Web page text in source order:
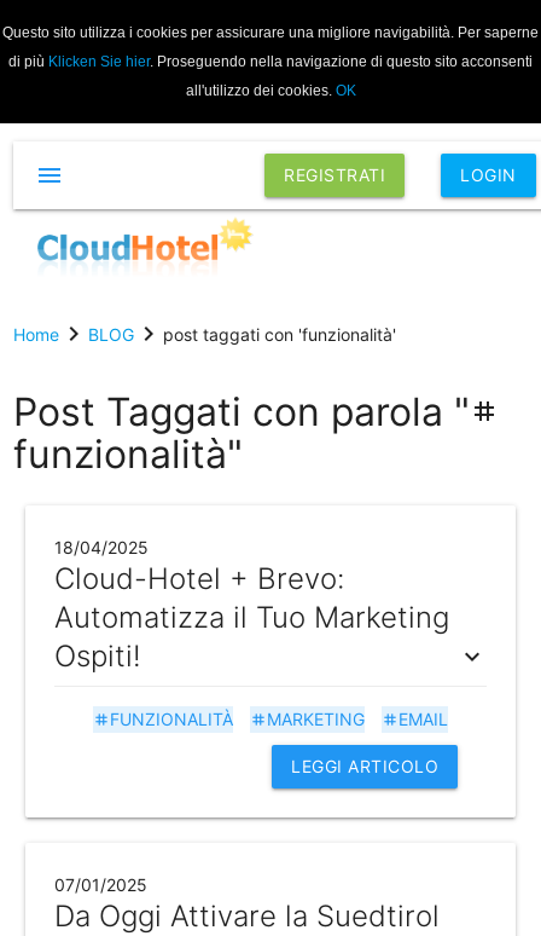
Questo sito utilizza i cookies per assicurare una migliore navigabilità. Per saperne
di più Klicken Sie hier. Proseguendo nella navigazione di questo sito acconsenti
all'utilizzo dei cookies. OK
REGISTRATI LOGIN
menu
Homechevron_right BLOGchevron_right post taggati con 'funzionalità'
Post Taggati con parola " tag
funzionalità"
18/04/2025
Cloud-Hotel + Brevo:
Automatizza il Tuo Marketing
Ospiti!
expand_more
tag EMAIL
tag MARKETING
tag FUNZIONALITÀ
LEGGI ARTICOLO
07/01/2025
Da Oggi Attivare la Suedtirol